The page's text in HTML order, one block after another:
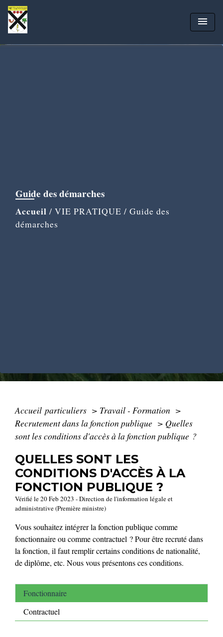
menu
Guide des démarches
Accueil / VIE PRATIQUE / Guide des
démarches
Accueil particuliers > Travail - Formation >
Recrutement dans la fonction publique > Quelles
sont les conditions d'accès à la fonction publique ?
QUELLES SONT LES
CONDITIONS D'ACCÈS À LA
FONCTION PUBLIQUE ?
Vérifié le 20 Feb 2023 - Direction de l'information légale et
administrative (Première ministre)
Vous souhaitez intégrer la fonction publique comme
fonctionnaire ou comme contractuel ? Pour être recruté dans
la fonction, il faut remplir certains conditions de nationalité,
de diplôme, etc. Nous vous présentons ces conditions.
Fonctionnaire
Contractuel